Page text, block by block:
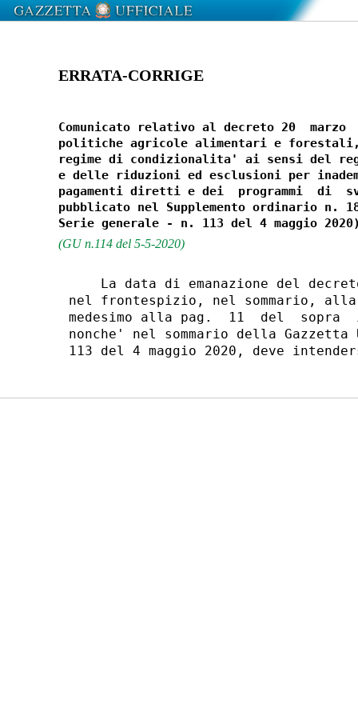
ERRATA-CORRIGE
Comunicato relativo al decreto 20
politiche agricole alimentari e
regime di condizionalita' ai sensi del
e delle riduzioni ed esclusioni per
pagamenti diretti e dei  programmi  di
pubblicato nel Supplemento ordinario
(GU n.114 del 5-5-2020)
La data di emanazione del
nel frontespizio, nel sommario,
medesimo alla pag.  11  del  sopra
nonche' nel sommario della